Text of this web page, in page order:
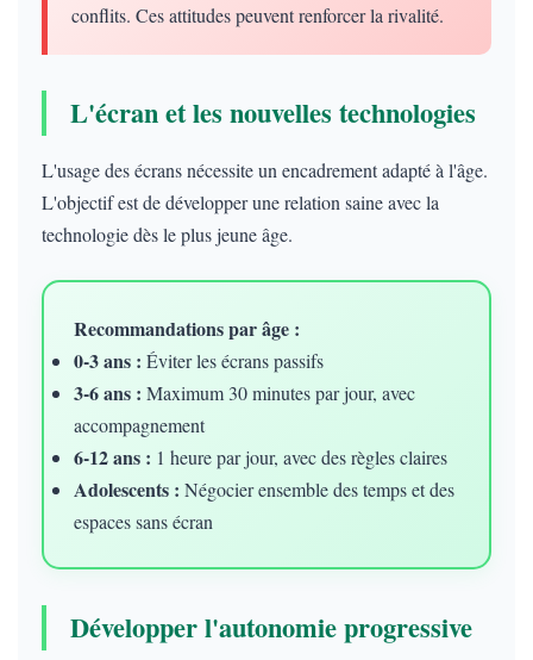
conflits. Ces attitudes peuvent renforcer la rivalité.
L'écran et les nouvelles technologies
L'usage des écrans nécessite un encadrement adapté à l'âge.
L'objectif est de développer une relation saine avec la
technologie dès le plus jeune âge.
Recommandations par âge :
0-3 ans : Éviter les écrans passifs
3-6 ans : Maximum 30 minutes par jour, avec
accompagnement
6-12 ans : 1 heure par jour, avec des règles claires
Adolescents : Négocier ensemble des temps et des
espaces sans écran
Développer l'autonomie progressive